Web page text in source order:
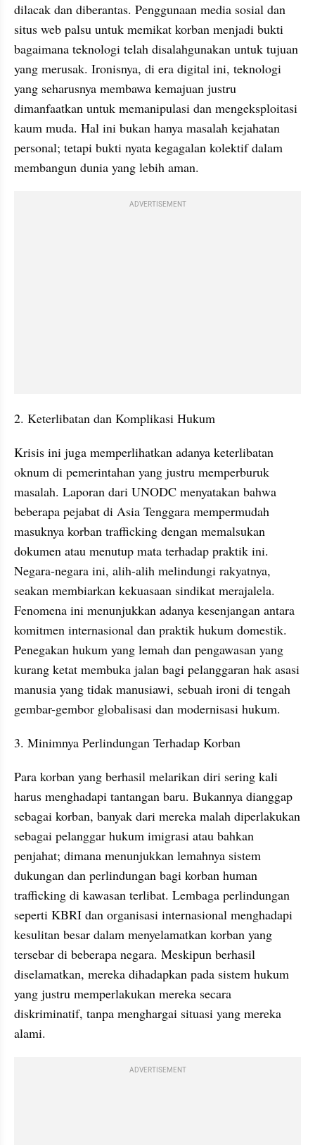
dilacak dan diberantas. Penggunaan media sosial dan
situs web palsu untuk memikat korban menjadi bukti
bagaimana teknologi telah disalahgunakan untuk tujuan
yang merusak. Ironisnya, di era digital ini, teknologi
yang seharusnya membawa kemajuan justru
dimanfaatkan untuk memanipulasi dan mengeksploitasi
kaum muda. Hal ini bukan hanya masalah kejahatan
personal; tetapi bukti nyata kegagalan kolektif dalam
membangun dunia yang lebih aman.
ADVERTISEMENT
2. Keterlibatan dan Komplikasi Hukum
Krisis ini juga memperlihatkan adanya keterlibatan
oknum di pemerintahan yang justru memperburuk
masalah. Laporan dari UNODC menyatakan bahwa
beberapa pejabat di Asia Tenggara mempermudah
masuknya korban trafficking dengan memalsukan
dokumen atau menutup mata terhadap praktik ini.
Negara-negara ini, alih-alih melindungi rakyatnya,
seakan membiarkan kekuasaan sindikat merajalela.
Fenomena ini menunjukkan adanya kesenjangan antara
komitmen internasional dan praktik hukum domestik.
Penegakan hukum yang lemah dan pengawasan yang
kurang ketat membuka jalan bagi pelanggaran hak asasi
manusia yang tidak manusiawi, sebuah ironi di tengah
gembar-gembor globalisasi dan modernisasi hukum.
3. Minimnya Perlindungan Terhadap Korban
Para korban yang berhasil melarikan diri sering kali
harus menghadapi tantangan baru. Bukannya dianggap
sebagai korban, banyak dari mereka malah diperlakukan
sebagai pelanggar hukum imigrasi atau bahkan
penjahat; dimana menunjukkan lemahnya sistem
dukungan dan perlindungan bagi korban human
trafficking di kawasan terlibat. Lembaga perlindungan
seperti KBRI dan organisasi internasional menghadapi
kesulitan besar dalam menyelamatkan korban yang
tersebar di beberapa negara. Meskipun berhasil
diselamatkan, mereka dihadapkan pada sistem hukum
yang justru memperlakukan mereka secara
diskriminatif, tanpa menghargai situasi yang mereka
alami.
ADVERTISEMENT